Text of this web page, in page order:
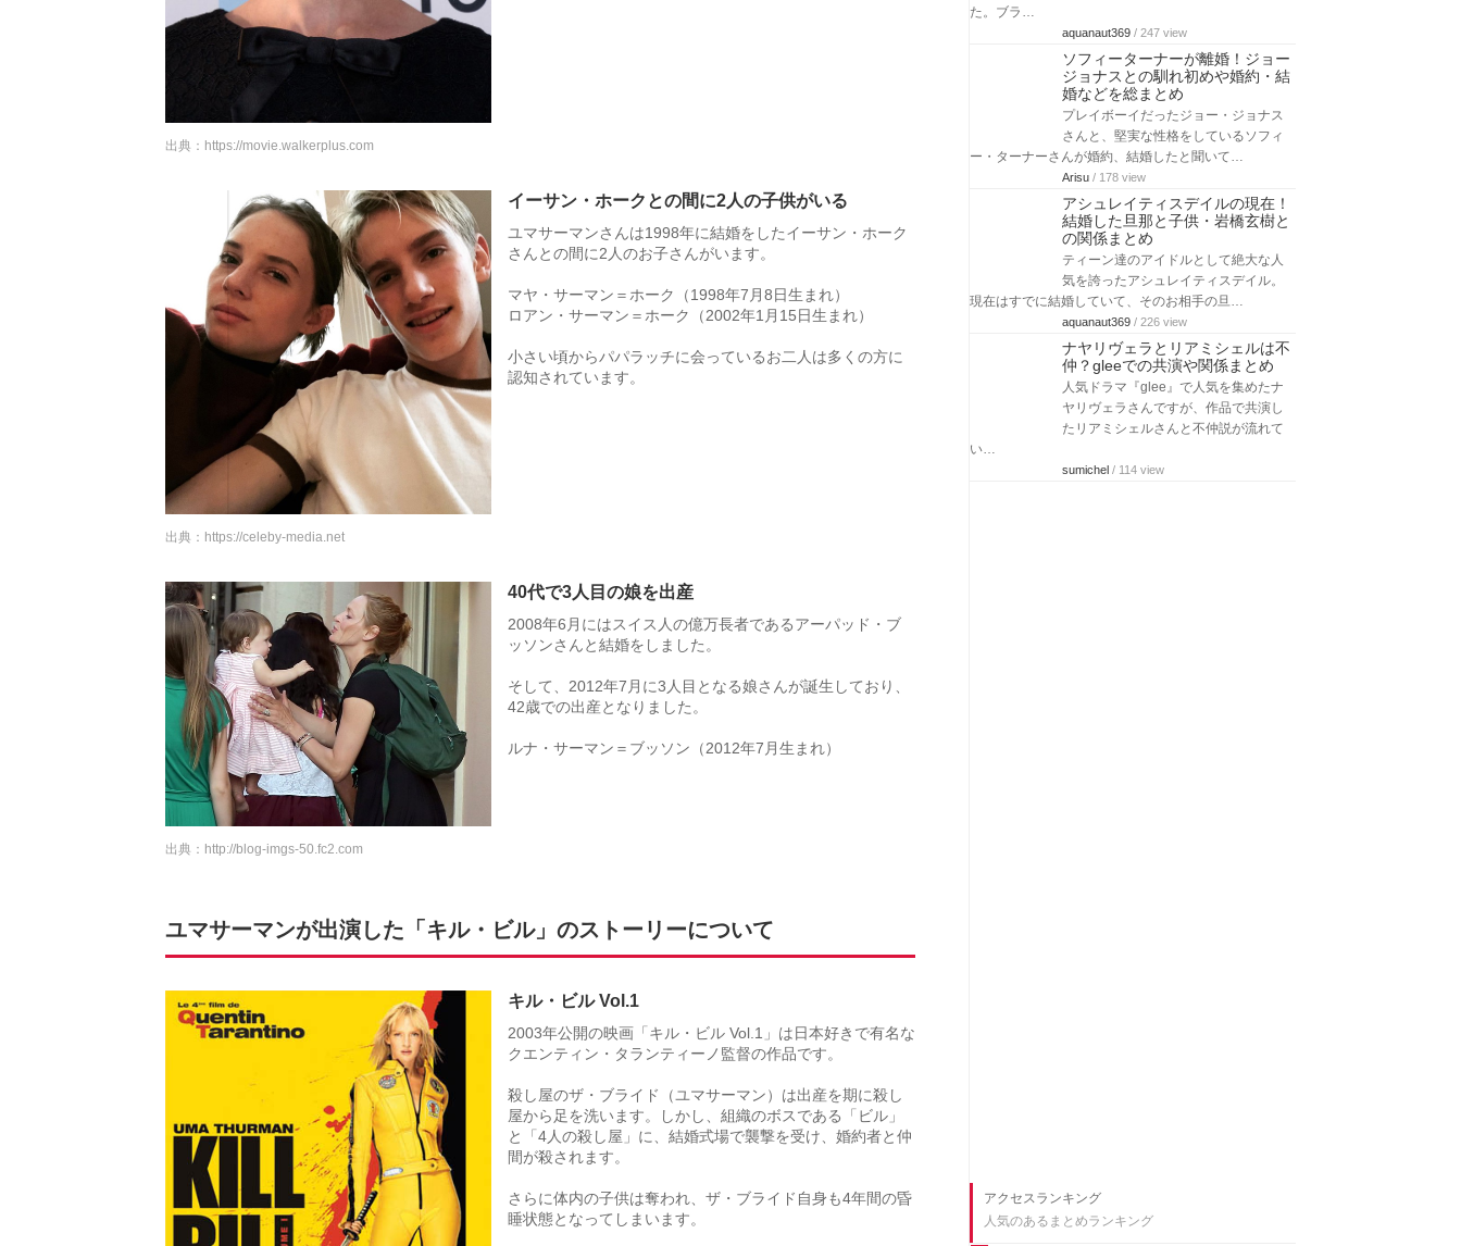
出典： https://movie.walkerplus.com
イーサン・ホークとの間に2人の子供がいる
ユマサーマンさんは1998年に結婚をしたイーサン・ホーク
さんとの間に2人のお子さんがいます。
マヤ・サーマン＝ホーク（1998年7月8日生まれ）
ロアン・サーマン＝ホーク（2002年1月15日生まれ）
小さい頃からパパラッチに会っているお二人は多くの方に
認知されています。
出典： https://celeby-media.net
40代で3人目の娘を出産
2008年6月にはスイス人の億万長者であるアーパッド・ブ
ッソンさんと結婚をしました。
そして、2012年7月に3人目となる娘さんが誕生しており、
42歳での出産となりました。
ルナ・サーマン＝ブッソン（2012年7月生まれ）
出典： http://blog-imgs-50.fc2.com
ユマサーマンが出演した「キル・ビル」のストーリーについて
キル・ビル Vol.1
2003年公開の映画「キル・ビル Vol.1」は日本好きで有名な
クエンティン・タランティーノ監督の作品です。
殺し屋のザ・ブライド（ユマサーマン）は出産を期に殺し
屋から足を洗います。しかし、組織のボスである「ビル」
と「4人の殺し屋」に、結婚式場で襲撃を受け、婚約者と仲
間が殺されます。
さらに体内の子供は奪われ、ザ・ブライド自身も4年間の昏
睡状態となってしまいます。
た。ブラ…
aquanaut369 / 247 view
ソフィーターナーが離婚！ジョー
ジョナスとの馴れ初めや婚約・結
婚などを総まとめ
プレイボーイだったジョー・ジョナス
さんと、堅実な性格をしているソフィ
ー・ターナーさんが婚約、結婚したと聞いて…
Arisu / 178 view
アシュレイティスデイルの現在！
結婚した旦那と子供・岩橋玄樹と
の関係まとめ
ティーン達のアイドルとして絶大な人
気を誇ったアシュレイティスデイル。
現在はすでに結婚していて、そのお相手の旦…
aquanaut369 / 226 view
ナヤリヴェラとリアミシェルは不
仲？gleeでの共演や関係まとめ
人気ドラマ『glee』で人気を集めたナ
ヤリヴェラさんですが、作品で共演し
たリアミシェルさんと不仲説が流れて
い…
sumichel / 114 view
アクセスランキング
人気のあるまとめランキング